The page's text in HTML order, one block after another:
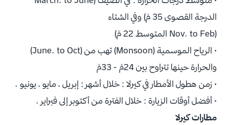
الدرجة القصوى 35 مْ) وفي الشتاء
(Nov. to Feb المتوسط 22 مْ)
• الرياح الموسمية (Monsoon) تهب من (June. to Oct)
والحرارة حينها تتراوح بين 24مْ - 33مْ
• زمن هطول الأمطار في كيرلا : خلال أشهر : إبريل ، مايو ، يونيو .
• أفضل أوقات الزيارة : خلال الفترة من أكتوبر إلى فبراير .
مطارات كيرلا